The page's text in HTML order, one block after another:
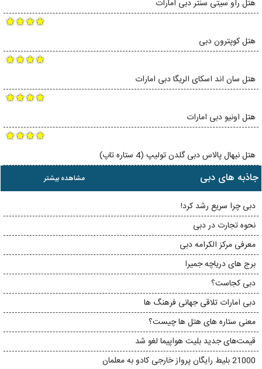
هتل راو سیتی سنتر دبی امارات
هتل کوپترون دبی
هتل سان اند اسکای الریگا دبی امارات
هتل اونیو دبی امارات
هتل نیهال پالاس دبی گلدن تولیپ (4 ستاره تاپ)
مشاهده بیشتر جاذبه های دبی
دبی چرا سریع رشد کرد!
نحوه تجارت در دبی
معرفی مرکز الکرامه دبی
برج های دریاچه جمیرا
دبی کجاست؟
دبی امارات تلاقی جهانی فرهنگ ها
معنی ستاره های هتل ها چیست؟
قیمت‌های جدید بلیت هواپیما لغو شد
21000 بلیط رایگان پرواز خارجی کادو به معلمان